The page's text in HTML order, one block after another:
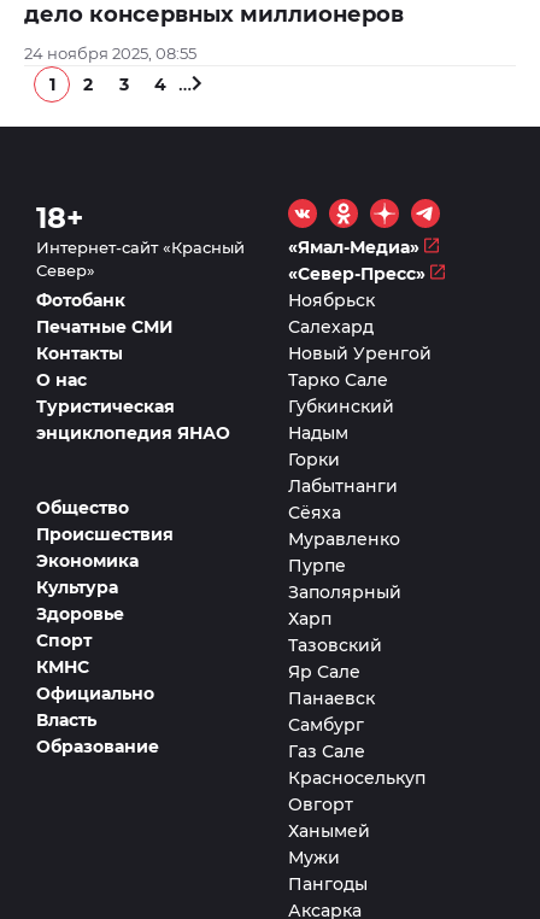
дело консервных миллионеров
24 ноября 2025, 08:55
1 2 3 4 …
18+
Интернет-сайт «Красный
Север»
«Ямал-Медиа»
«Север-Пресс»
Общество
Происшествия
Экономика
Культура
Здоровье
Спорт
КМНС
Официально
Власть
Образование
Фотобанк
Печатные СМИ
Контакты
О нас
Туристическая
энциклопедия ЯНАО
Ноябрьск
Салехард
Новый Уренгой
Тарко Сале
Губкинский
Надым
Горки
Лабытнанги
Сёяха
Муравленко
Пурпе
Заполярный
Харп
Тазовский
Яр Сале
Панаевск
Самбург
Газ Сале
Красноселькуп
Овгорт
Ханымей
Мужи
Пангоды
Аксарка